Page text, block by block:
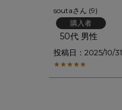
souta
9
購入者
50代 男性
投稿日 2025/10/31